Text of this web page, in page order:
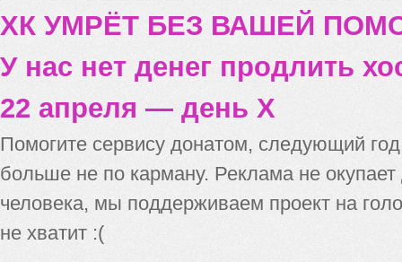
ХК УМРЁТ БЕЗ ВАШЕЙ
У нас нет денег продлить
22 апреля — день X
Помогите сервису донатом, следующий
больше не по карману. Реклама не
человека, мы поддерживаем проект на
не хватит :(